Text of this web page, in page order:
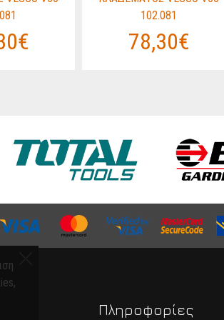
102.081
78,30€
Πληροφορίες